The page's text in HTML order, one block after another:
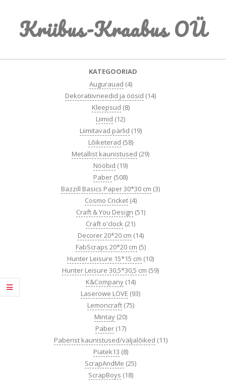
contentKriibus-Kraabus OÜ
KATEGOORIAD
Augurauad (4)
Dekoratiivneedid ja öösid (14)
Kleepsud (8)
Liimid (12)
Liimitavad pärlid (19)
Lõiketerad (58)
Metallist kaunistused (29)
Nööbid (19)
Paber (508)
Bazzill Basics Paper 30*30 cm (3)
Cosmo Cricket (4)
Craft & You Design (51)
Craft o'clock (21)
Decorer 20*20 cm (14)
FabScraps 20*20 cm (5)
Hunter Leisure 15*15 cm (10)
Hunter Leisure 30,5*30,5 cm (59)
K&Company (14)
Laserowe LOVE (93)
Lemoncraft (75)
Mintay (20)
Paber (17)
Paberist kaunistused/väljalõiked (11)
Piatek13 (8)
ScrapAndMe (25)
ScrapBoys (18)